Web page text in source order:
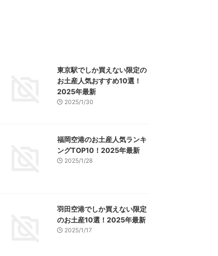
東京駅でしか買えない限定の
お土産人気おすすめ10選！
2025年最新
2025/1/30
福岡空港のお土産人気ランキ
ングTOP10！2025年最新
2025/1/28
羽田空港でしか買えない限定
のお土産10選！2025年最新
2025/1/17